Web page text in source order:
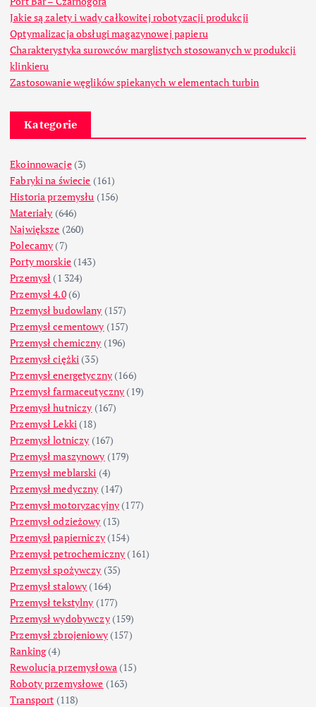
Jakie są zalety i wady całkowitej robotyzacji produkcji
Optymalizacja obsługi magazynowej papieru
Charakterystyka surowców marglistych stosowanych w produkcji
klinkieru
Zastosowanie węglików spiekanych w elementach turbin
Kategorie
Ekoinnowacje(3)
Fabryki na świecie (161)
Historia przemysłu (156)
Materiały (646)
Największe (260)
Polecamy (7)
Porty morskie(143)
Przemysł (1 324)
Przemysł 4.0(6)
Przemysł budowlany (157)
Przemysł cementowy (157)
Przemysł chemiczny (196)
Przemysł ciężki (35)
Przemysł energetyczny (166)
Przemysł farmaceutyczny (19)
Przemysł hutniczy (167)
Przemysł Lekki (18)
Przemysł lotniczy (167)
Przemysł maszynowy (179)
Przemysł meblarski (4)
Przemysł medyczny (147)
Przemysł motoryzacyjny (177)
Przemysł odzieżowy (13)
Przemysł papierniczy(154)
Przemysł petrochemiczny (161)
Przemysł spożywczy (35)
Przemysł stalowy (164)
Przemysł tekstylny (177)
Przemysł wydobywczy(159)
Przemysł zbrojeniowy(157)
Ranking(4)
Rewolucja przemysłowa (15)
Roboty przemysłowe (163)
Transport (118)